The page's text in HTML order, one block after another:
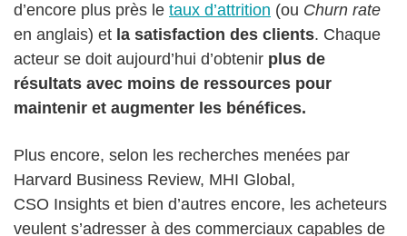
d’encore plus près le taux d’attrition (ou Churn rate
en anglais) et la satisfaction des clients. Chaque
acteur se doit aujourd’hui d’obtenir plus de
résultats avec moins de ressources pour
maintenir et augmenter les bénéfices.
Plus encore, selon les recherches menées par
Harvard Business Review, MHI Global,
CSO Insights et bien d’autres encore, les acheteurs
veulent s’adresser à des commerciaux capables de